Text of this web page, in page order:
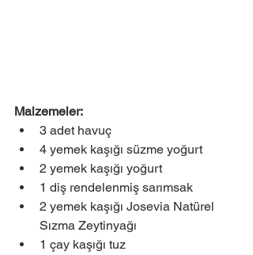
Malzemeler:
3 adet havuç
4 yemek kaşığı süzme yoğurt
2 yemek kaşığı yoğurt
1 diş rendelenmiş sarımsak
2 yemek kaşığı Josevia Natürel
Sızma Zeytinyağı
1 çay kaşığı tuz